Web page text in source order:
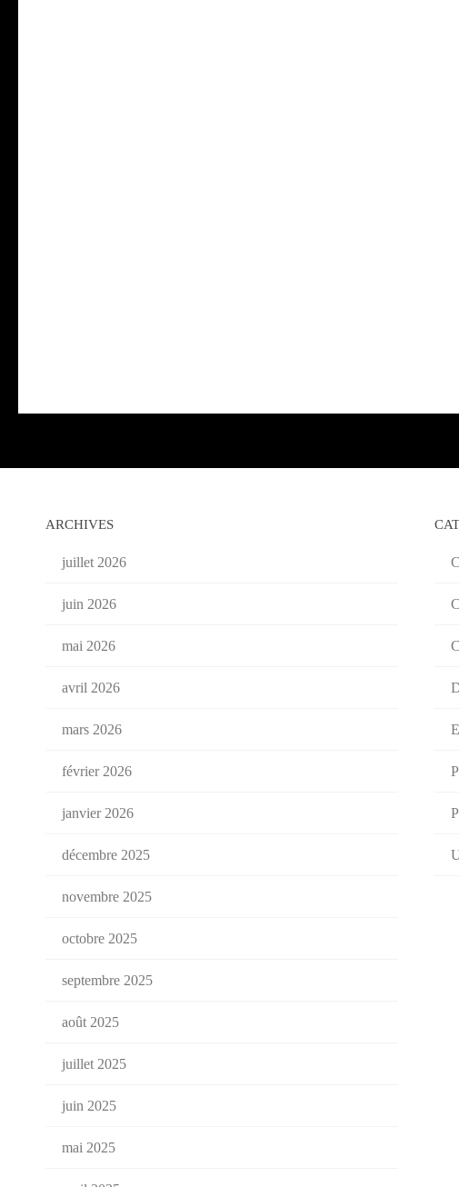
ARCHIVES
juillet 2026
juin 2026
mai 2026
avril 2026
mars 2026
février 2026
janvier 2026
décembre 2025
novembre 2025
octobre 2025
septembre 2025
août 2025
juillet 2025
juin 2025
mai 2025